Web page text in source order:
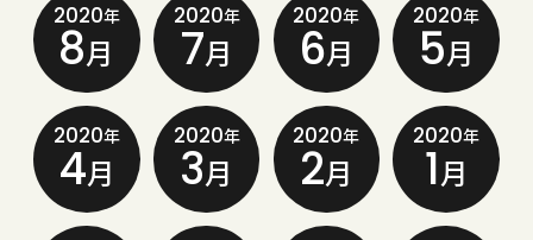
2020年
8月
2020年
7月
2020年
6月
2020年
5月
2020年
4月
2020年
3月
2020年
2月
2020年
1月